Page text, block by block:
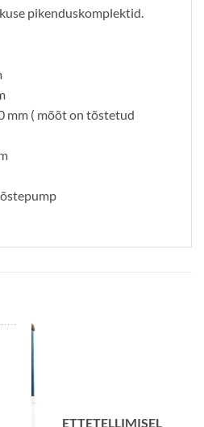
pikenduskomplektid.
mm ( mõõt on tõstetud
ETTETELLIMISEL